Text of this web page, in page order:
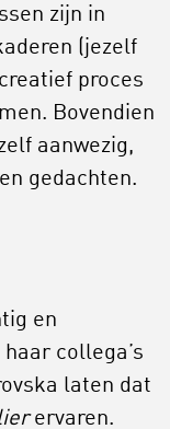
zijn in
(jezelf
proces
Bovendien
aanwezig,
gedachten.
en
collega’s
laten dat
ervaren.